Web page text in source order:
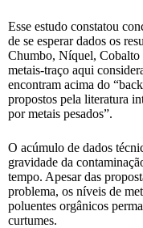
Esse estudo constatou
de se esperar dados os
Chumbo, Níquel, Cobalto
metais-traço aqui
encontram acima do
propostos pela literatura
por metais pesados”.
O acúmulo de dados
gravidade da
tempo. Apesar das
problema, os níveis de
poluentes orgânicos
curtumes.